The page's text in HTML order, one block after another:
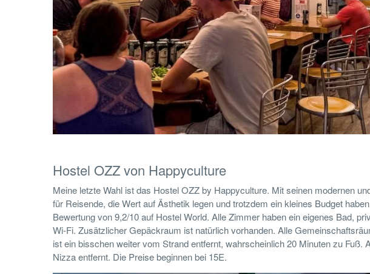
Hostel OZZ von Happyculture
Meine letzte Wahl ist das Hostel OZZ by Happyculture. Mit seinen modernen
für Reisende, die Wert auf Ästhetik legen und trotzdem ein kleines Budget
Bewertung von 9,2/10 auf Hostel World. Alle Zimmer haben ein eigenes Bad,
Wi-Fi. Zusätzlicher Gepäckraum ist natürlich vorhanden. Alle
ist ein bisschen weiter vom Strand entfernt, wahrscheinlich 20 Minuten zu Fuß.
Nizza entfernt. Die Preise beginnen bei 15E.